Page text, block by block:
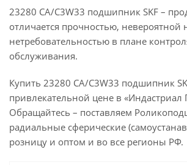
23280 CA/C3W33 подшипник SKF –
отличается прочностью, невероятной
нетребовательностью в плане
обслуживания.
Купить 23280 CA/C3W33 подшипник
привлекательной цене в «Индастриал
Обращайтесь – поставляем
радиальные сферические
розницу и оптом и во все регионы РФ.